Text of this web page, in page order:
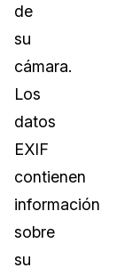
de
su
cámara.
Los
datos
EXIF
contienen
información
sobre
su